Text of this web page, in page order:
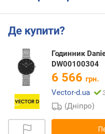
Де купити?
Годинник
DW00100304
6 566 грн.
Vector-d.ua
(Дніпро)